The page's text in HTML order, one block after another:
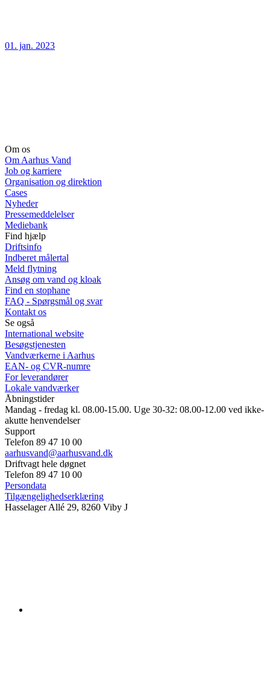
01. jan. 2023
Om os
Om Aarhus Vand
Job og karriere
Organisation og direktion
Cases
Nyheder
Pressemeddelelser
Mediebank
Find hjælp
Driftsinfo
Indberet målertal
Meld flytning
Ansøg om vand og kloak
Find en stophane
FAQ - Spørgsmål og svar
Kontakt os
Se også
International website
Besøgstjenesten
Vandværkerne i Aarhus
EAN- og CVR-numre
For leverandører
Lokale vandværker
Åbningstider
Mandag - fredag kl. 08.00-15.00. Uge 30-32: 08.00-12.00 ved ikke-
akutte henvendelser
Support
Telefon 89 47 10 00
aarhusvand@aarhusvand.dk
Driftvagt hele døgnet
Telefon 89 47 10 00
Persondata
Tilgængelighedserklæring
Hasselager Allé 29, 8260 Viby J